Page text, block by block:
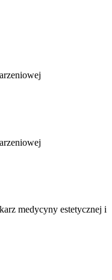
medycyny estetycznej i